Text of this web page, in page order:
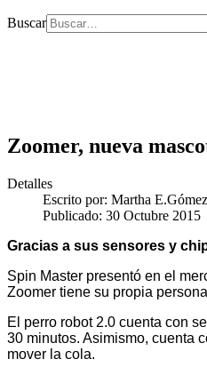
Buscar
Zoomer, nueva
Detalles
Escrito por: Martha
Publicado: 30 Octubre 2015
Gracias a sus sensores y
Spin Master presentó en el
Zoomer tiene su propia
El perro robot 2.0 cuenta con
30 minutos. Asimismo, cuenta
mover la cola.